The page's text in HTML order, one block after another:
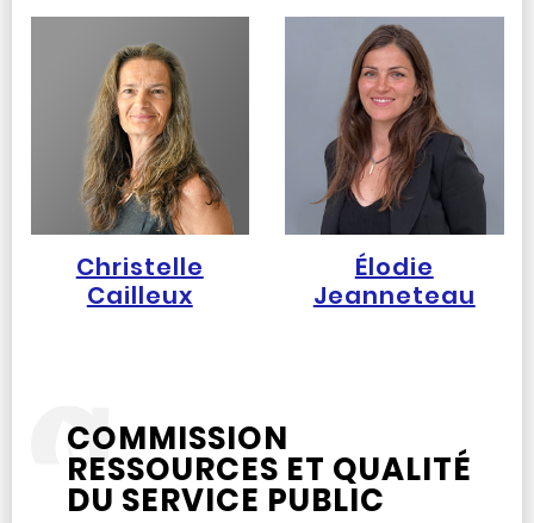
Christelle
Cailleux
Élodie
Jeanneteau
COMMISSION
RESSOURCES ET QUALITÉ
DU SERVICE PUBLIC